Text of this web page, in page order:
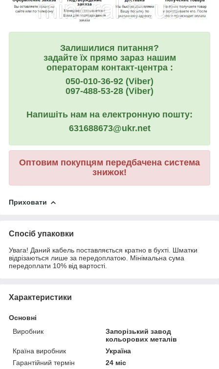
Залишилися питання?
задайте їх прямо зараз нашим
операторам контакт-центра :
050-010-36-92 (Viber)
097-488-53-28 (Viber)
Напишіть нам на електронную пошту:
631688673@ukr.net
Оптовим покупцям передбачена система
знижок!
Приховати
Спосіб упаковки
Увага! Даний кабель поставляється кратно в бухті. Шматки
відрізаються лише за передоплатою. Мінімальна сума
передоплати 10% від вартості.
Характеристики
Основні
Виробник
Запорізький завод
кольорових металів
Країна виробник
Україна
Гарантійний термін
24 міс